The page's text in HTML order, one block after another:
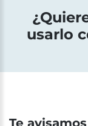
usarlo
Te